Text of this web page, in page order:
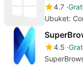
4.7
Ubuket:
4.5